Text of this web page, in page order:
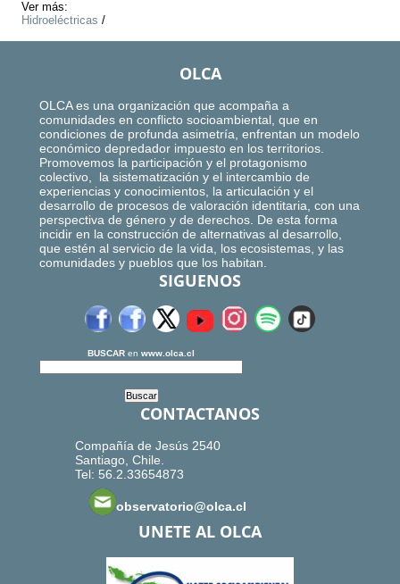
Ver más:
Hidroeléctricas /
OLCA
OLCA es una organización que acompaña a
comunidades en conflicto socioambiental, que en
condiciones de profunda asimetría, enfrentan un modelo
económico depredador impuesto en los territorios.
Promovemos la participación y el protagonismo
colectivo, la sistematización y el intercambio de
experiencias y conocimientos, la articulación y el
desarrollo de procesos de valoración identitaria, con una
perspectiva de género y de derechos. De esta forma
incidir en la construcción de alternativas al desarrollo,
que estén al servicio de la vida, los ecosistemas, y las
comunidades y pueblos que los habitan.
SIGUENOS
BUSCAR en www.olca.cl
CONTACTANOS
Compañía de Jesús 2540
Santiago, Chile.
Tel: 56.2.33654873
observatorio@olca.cl
UNETE AL OLCA